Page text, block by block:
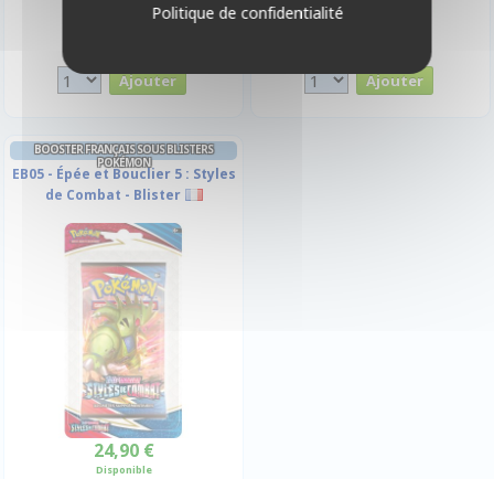
BOOSTER FRANÇAIS SOUS BLISTERS
POKÉMON
EB05 - Épée et Bouclier 5 : Styles
de Combat - Blister
24,90 €
Disponible
Politique de confidentialité